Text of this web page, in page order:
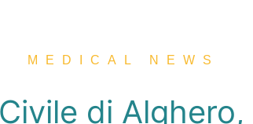
MEDICAL NEWS
di